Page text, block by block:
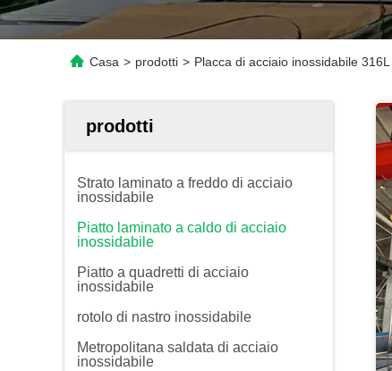
Casa > prodotti > Placca di acciaio inossidabile
prodotti
Strato laminato a freddo di acciaio
inossidabile
Piatto laminato a caldo di acciaio
inossidabile
Piatto a quadretti di acciaio
inossidabile
rotolo di nastro inossidabile
Metropolitana saldata di acciaio
inossidabile